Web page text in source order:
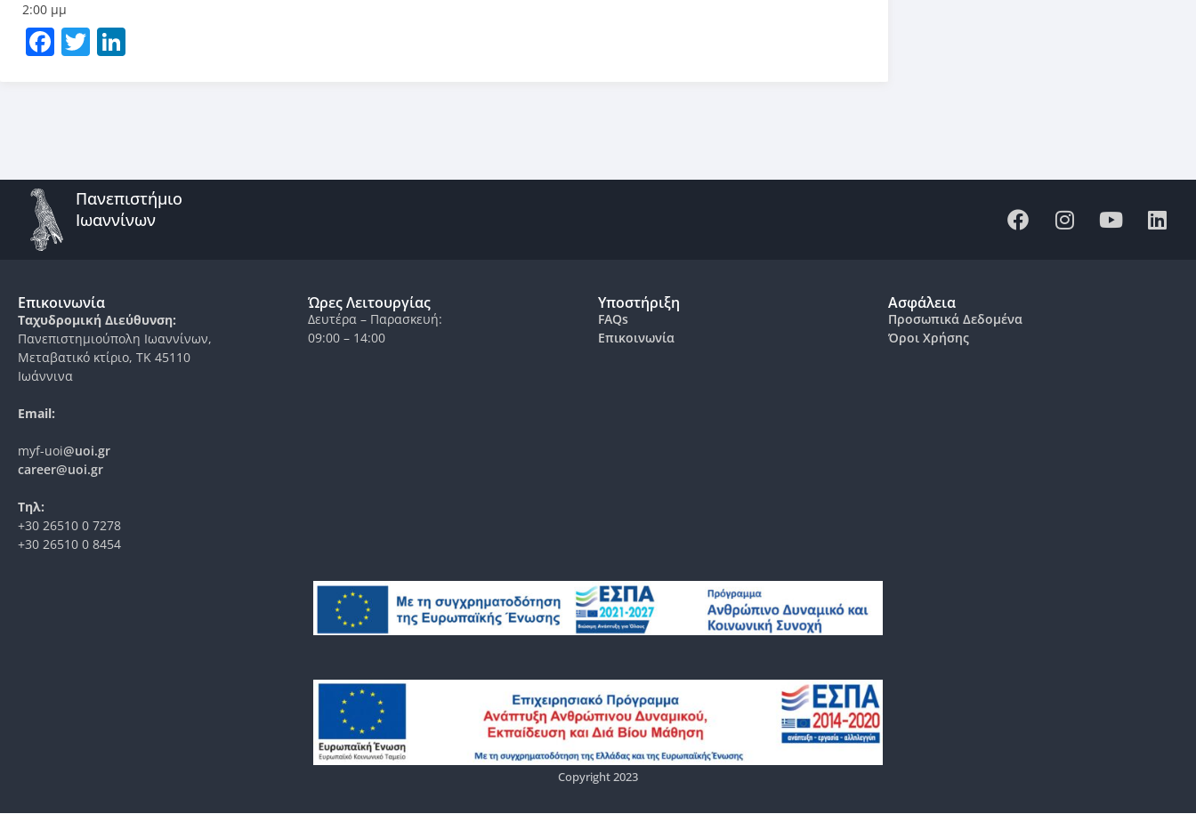
2:00 μμ
Facebook
Twitter
Πανεπιστήμιο
Ιωαννίνων
Επικοινωνία
Ταχυδρομική Διεύθυνση:
Πανεπιστημιούπολη Ιωαννίνων,
Μεταβατικό κτίριο, ΤΚ 45110
Ιωάννινα
Email:
myf-uoi@uoi.gr
career@uoi.gr
Τηλ:
+30 26510 0 7278
+30 26510 0 8454
Ώρες Λειτουργίας
Δευτέρα – Παρασκευή:
09:00 – 14:00
Υποστήριξη
FAQs
Επικοινωνία
Ασφάλεια
Προσωπικά Δεδομένα
Όροι Χρήσης
Copyright 2023